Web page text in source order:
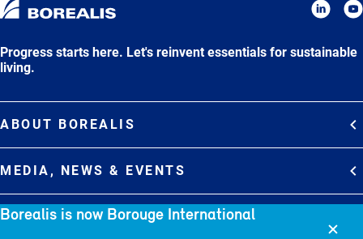
Borealis is now Borouge International
Progress starts here. Let's reinvent essentials for sustainable
living.
ABOUT BOREALIS
Commitments
MEDIA, NEWS & EVENTS
Media Contacts
DEBT INVESTOR RELATIONS